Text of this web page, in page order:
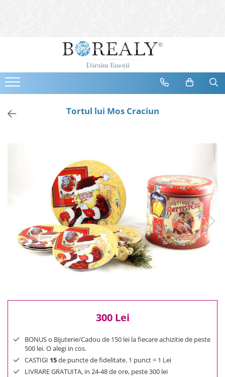
Bijuterii
Cercei
Bratari
Coliere
Bijuterii Femei
Bijuterii Copii
Bijuterii Mirese
Reduceri
Cele mai noi
Cele mai vandute
200 Lei - 300 Lei
300 Lei - 500 Lei
500 Lei - 1000 Lei
Tortul lui Mos Craciun
300 Lei
BONUS o Bijuterie/Cadou de 150 lei la fiecare achizitie de peste
500 lei. O alegi in cos.
CASTIGI 15de puncte de fidelitate. 1 punct = 1 Lei
LIVRARE GRATUITA, in 24-48 de ore, peste 300 lei